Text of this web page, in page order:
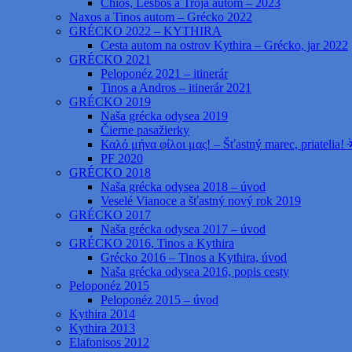
Chios, Lesbos a Trója autom – 2023
Naxos a Tinos autom – Grécko 2022
GRÉCKO 2022 – KYTHIRA
Cesta autom na ostrov Kythira – Grécko, jar 2022
GRÉCKO 2021
Peloponéz 2021 – itinerár
Tinos a Andros – itinerár 2021
GRÉCKO 2019
Naša grécka odysea 2019
Čierne pasažierky
Καλό μήνα φίλοι μας! – Šťastný marec, priatelia!
PF 2020
GRÉCKO 2018
Naša grécka odysea 2018 – úvod
Veselé Vianoce a šťastný nový rok 2019
GRÉCKO 2017
Naša grécka odysea 2017 – úvod
GRÉCKO 2016, Tinos a Kythira
Grécko 2016 – Tinos a Kythira, úvod
Naša grécka odysea 2016, popis cesty
Peloponéz 2015
Peloponéz 2015 – úvod
Kythira 2014
Kythira 2013
Elafonisos 2012